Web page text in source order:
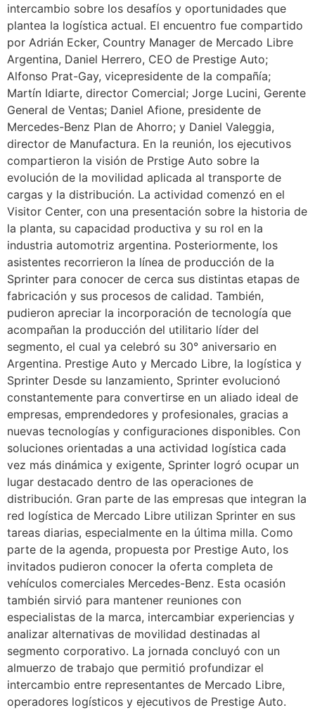
intercambio sobre los desafíos y oportunidades que
plantea la logística actual. El encuentro fue compartido
por Adrián Ecker, Country Manager de Mercado Libre
Argentina, Daniel Herrero, CEO de Prestige Auto;
Alfonso Prat-Gay, vicepresidente de la compañía;
Martín Idiarte, director Comercial; Jorge Lucini, Gerente
General de Ventas; Daniel Afione, presidente de
Mercedes-Benz Plan de Ahorro; y Daniel Valeggia,
director de Manufactura. En la reunión, los ejecutivos
compartieron la visión de Prstige Auto sobre la
evolución de la movilidad aplicada al transporte de
cargas y la distribución. La actividad comenzó en el
Visitor Center, con una presentación sobre la historia de
la planta, su capacidad productiva y su rol en la
industria automotriz argentina. Posteriormente, los
asistentes recorrieron la línea de producción de la
Sprinter para conocer de cerca sus distintas etapas de
fabricación y sus procesos de calidad. También,
pudieron apreciar la incorporación de tecnología que
acompañan la producción del utilitario líder del
segmento, el cual ya celebró su 30° aniversario en
Argentina. Prestige Auto y Mercado Libre, la logística y
Sprinter Desde su lanzamiento, Sprinter evolucionó
constantemente para convertirse en un aliado ideal de
empresas, emprendedores y profesionales, gracias a
nuevas tecnologías y configuraciones disponibles. Con
soluciones orientadas a una actividad logística cada
vez más dinámica y exigente, Sprinter logró ocupar un
lugar destacado dentro de las operaciones de
distribución. Gran parte de las empresas que integran la
red logística de Mercado Libre utilizan Sprinter en sus
tareas diarias, especialmente en la última milla. Como
parte de la agenda, propuesta por Prestige Auto, los
invitados pudieron conocer la oferta completa de
vehículos comerciales Mercedes-Benz. Esta ocasión
también sirvió para mantener reuniones con
especialistas de la marca, intercambiar experiencias y
analizar alternativas de movilidad destinadas al
segmento corporativo. La jornada concluyó con un
almuerzo de trabajo que permitió profundizar el
intercambio entre representantes de Mercado Libre,
operadores logísticos y ejecutivos de Prestige Auto.